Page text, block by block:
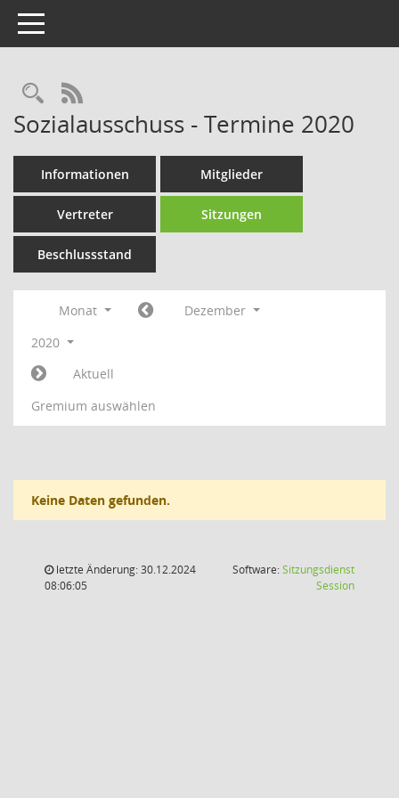
Toggle navigation
Rechercheauswahl
RSS-Feed
Sozialausschuss - Termine 2020
Informationen Mitglieder
Vertreter Sitzungen
Beschlussstand
Monat
Dezember
2020
Aktuell
Gremium auswählen
Keine Daten gefunden.
letzte Änderung: 30.12.2024
08:06:05
Software:Sitzungsdienst
Session(Wird in